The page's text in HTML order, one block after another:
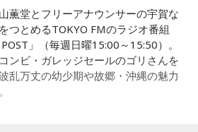
野中広務さんや森山𥙿さんのように
んだドンもいる。ではどういった状
れるか。第1の条件は、圧倒的な他薦
10期。40年近く県議会にいるわけで
薫堂とフリーアナウンサーの宇賀な
つとめるTOKYO FMのラジオ番組
POST」（毎週日曜15:00～15:50）。
ンビ・ガレッジセールのゴリさんを
乱万丈の幼少期や故郷・沖縄の魅力